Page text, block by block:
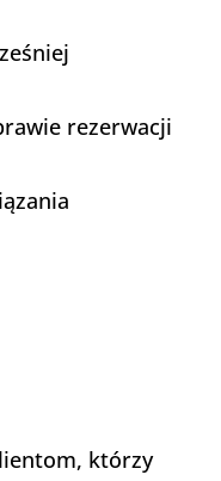
rezerwacji
którzy